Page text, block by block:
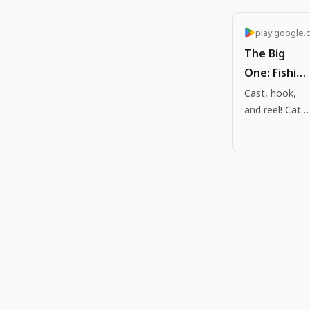
The Big
One: Fishing
RPG - Apps
on Google
Cast, hook,
and reel! Catch